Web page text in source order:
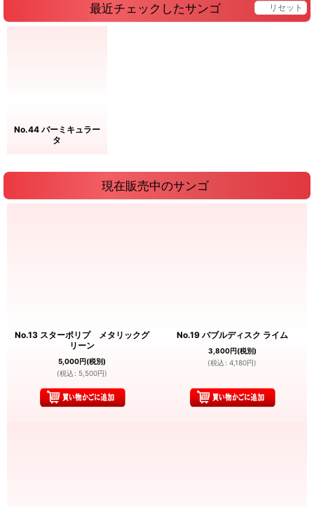
最近チェックしたサンゴ リセット
No.44 バーミキュラー
タ
現在販売中のサンゴ
No.13 スターポリプ メタリックグ
リーン
5,000円(税別)
(税込 : 5,500円)
No.19 バブルディスク ライム
3,800円(税別)
(税込 : 4,180円)